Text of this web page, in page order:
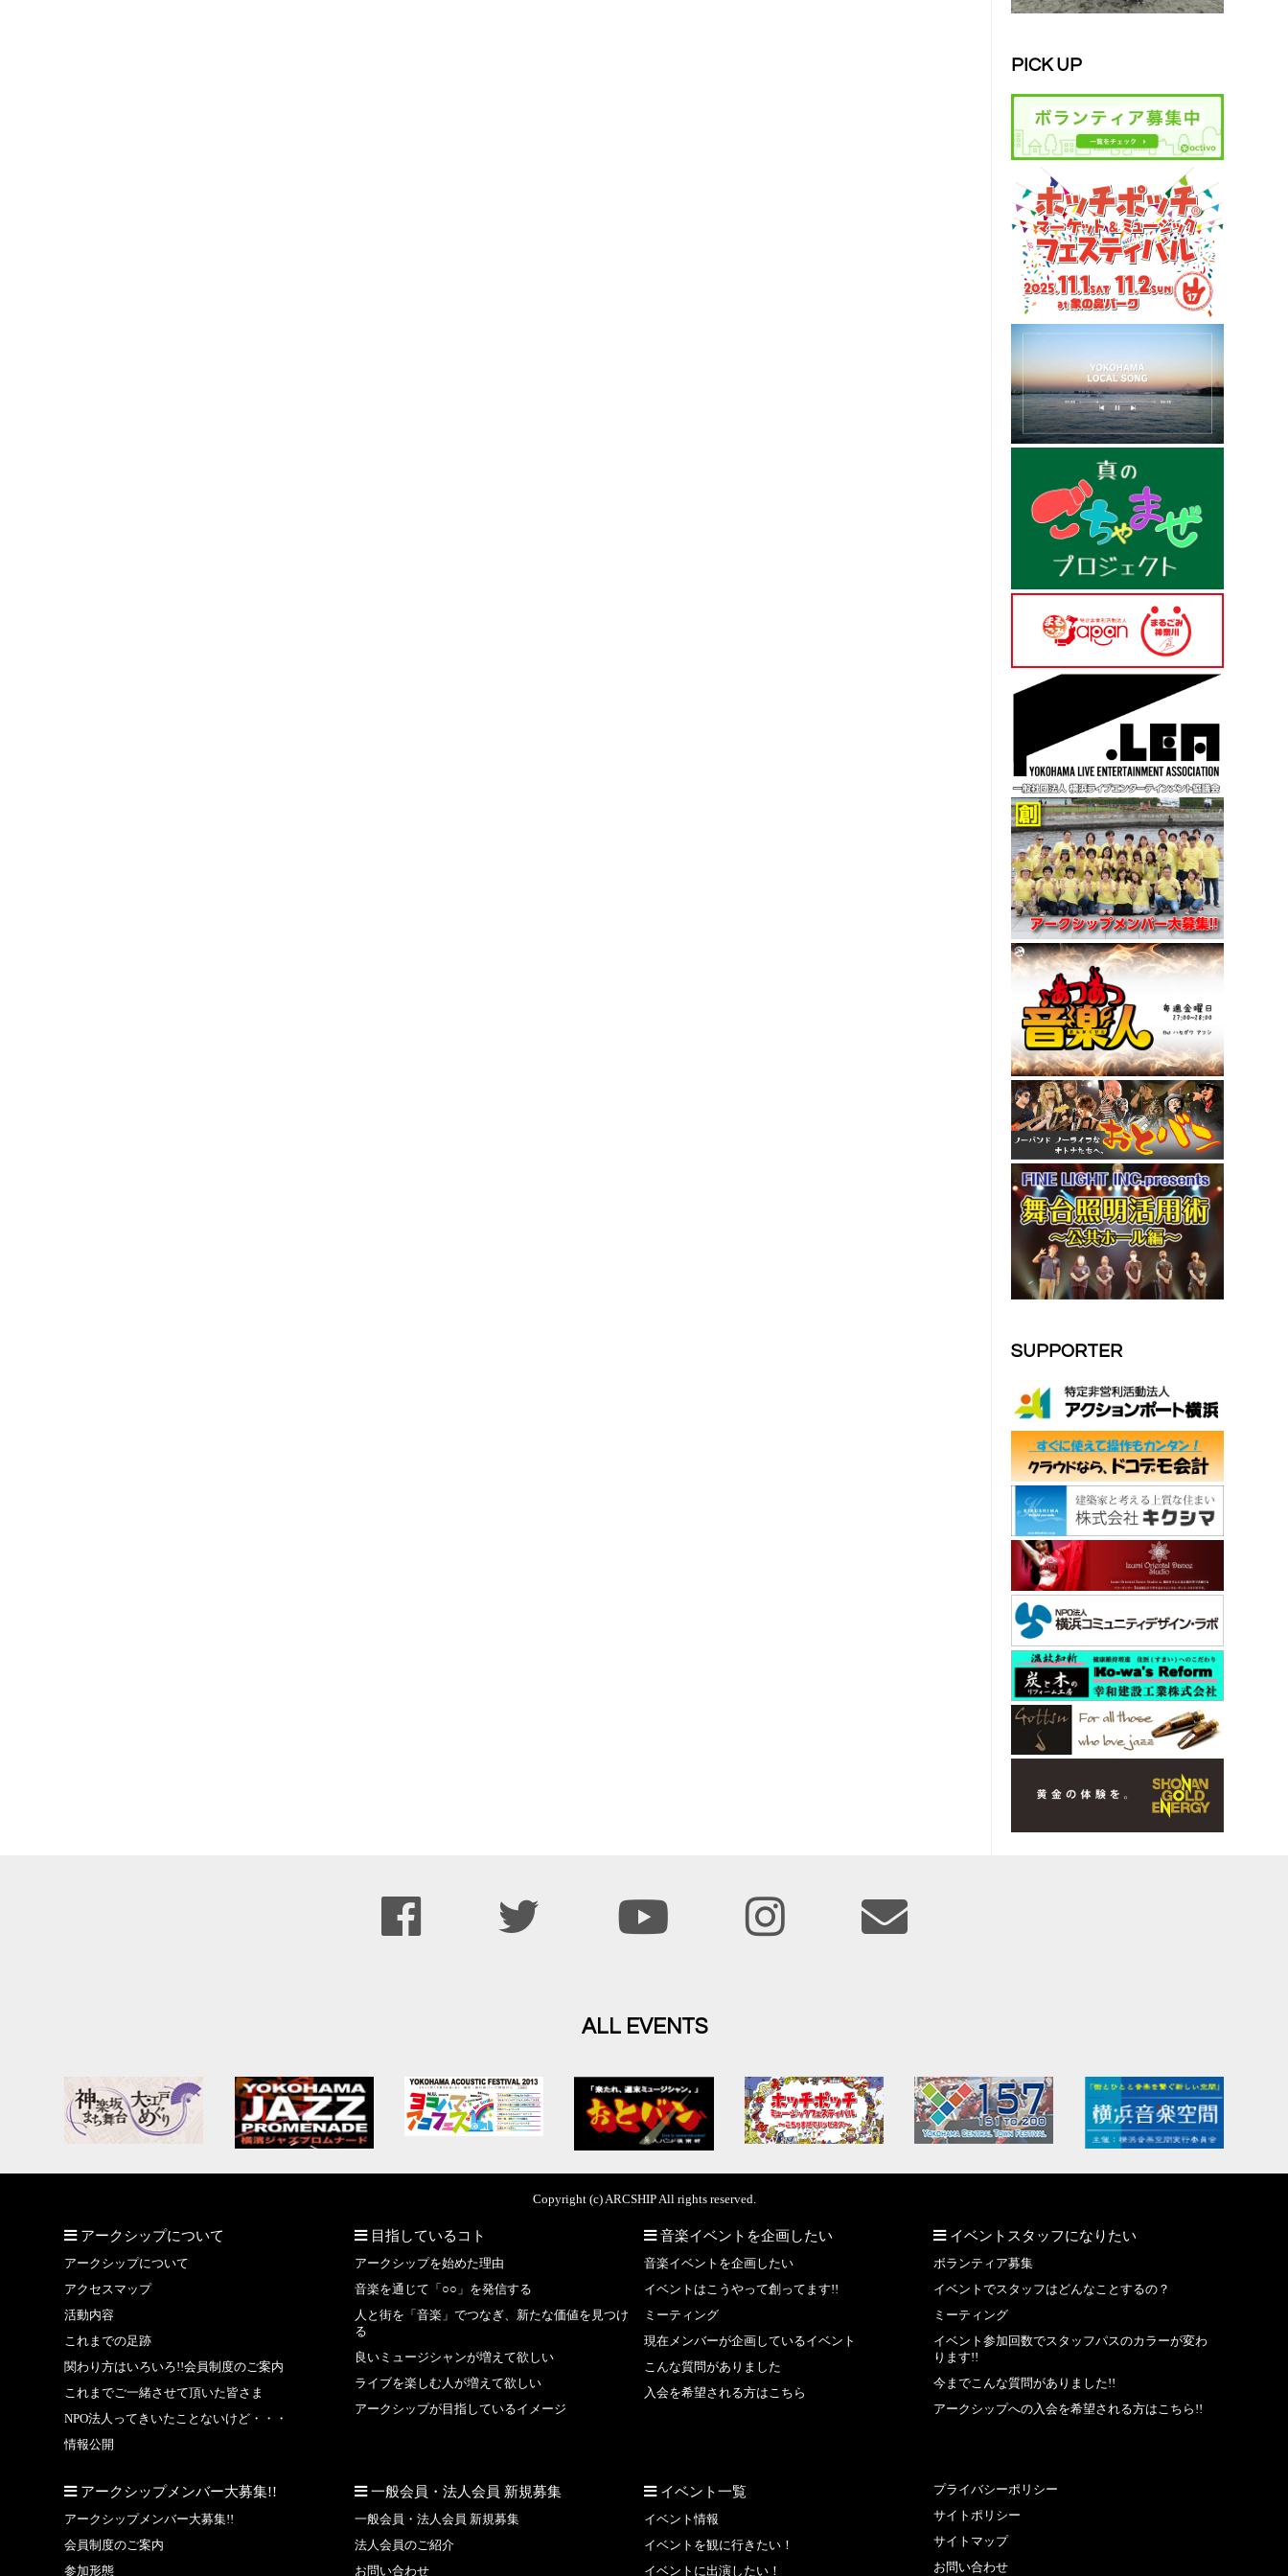
PICK UP
SUPPORTER
ALL EVENTS
Copyright (c) ARCSHIP All rights reserved.
アークシップについて
アークシップについて
アクセスマップ
活動内容
これまでの足跡
関わり方はいろいろ!!会員制度のご案内
これまでご一緒させて頂いた皆さま
NPO法人ってきいたことないけど・・・
情報公開
目指しているコト
アークシップを始めた理由
音楽を通じて「○○」を発信する
人と街を「音楽」でつなぎ、新たな価値を見つけ
る
良いミュージシャンが増えて欲しい
ライブを楽しむ人が増えて欲しい
アークシップが目指しているイメージ
音楽イベントを企画したい
音楽イベントを企画したい
イベントはこうやって創ってます!!
ミーティング
現在メンバーが企画しているイベント
こんな質問がありました
入会を希望される方はこちら
イベントスタッフになりたい
ボランティア募集
イベントでスタッフはどんなことするの？
ミーティング
イベント参加回数でスタッフパスのカラーが変わ
ります!!
今までこんな質問がありました!!
アークシップへの入会を希望される方はこちら!!
アークシップメンバー大募集!!
アークシップメンバー大募集!!
会員制度のご案内
参加形態
一般会員・法人会員 新規募集
一般会員・法人会員 新規募集
法人会員のご紹介
お問い合わせ
イベント一覧
イベント情報
イベントを観に行きたい！
イベントに出演したい！
プライバシーポリシー
サイトポリシー
サイトマップ
お問い合わせ